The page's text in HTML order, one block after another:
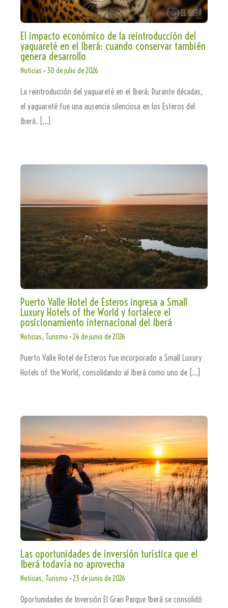
El impacto económico de la reintroducción del
yaguareté en el Iberá: cuando conservar también
genera desarrollo
Noticias • 30 de julio de 2026
La reintroducción del yaguareté en el Iberá: Durante décadas,
el yaguareté fue una ausencia silenciosa en los Esteros del
Iberá. […]
Puerto Valle Hotel de Esteros ingresa a Small
Luxury Hotels of the World y fortalece el
posicionamiento internacional del Iberá
Noticias, Turismo •24 de junio de 2026
Puerto Valle Hotel de Esteros fue incorporado a Small Luxury
Hotels of the World, consolidando al Iberá como uno de […]
Las oportunidades de inversión turística que el
Iberá todavía no aprovecha
Noticias, Turismo •23 de junio de 2026
Oportunidades de Inversión El Gran Parque Iberá se consolidó